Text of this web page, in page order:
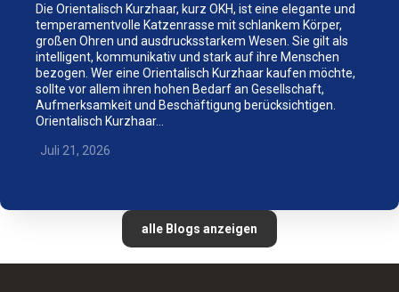
Die Orientalisch Kurzhaar, kurz OKH, ist eine elegante und
temperamentvolle Katzenrasse mit schlankem Körper,
großen Ohren und ausdrucksstarkem Wesen. Sie gilt als
intelligent, kommunikativ und stark auf ihre Menschen
bezogen. Wer eine Orientalisch Kurzhaar kaufen möchte,
sollte vor allem ihren hohen Bedarf an Gesellschaft,
Aufmerksamkeit und Beschäftigung berücksichtigen.
Orientalisch Kurzhaar…
Juli 21, 2026
alle Blogs anzeigen